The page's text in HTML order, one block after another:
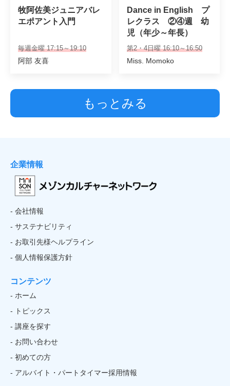
牧阿佐美ジュニアバレ
エポアント入門
毎週金曜 17:15～19:10
阿部 友喜
Dance in English　プ
レクラス　②④週　幼
児（年少～年長）
第2・4日曜 16:10～16:50
Miss. Momoko
もっとみる
企業情報
- 会社情報
- サステナビリティ
- お取引先様ヘルプライン
- 個人情報保護方針
コンテンツ
- ホーム
- トピックス
- 講座を探す
- お問い合わせ
- 初めての方
- アルバイト・パートタイマー採用情報